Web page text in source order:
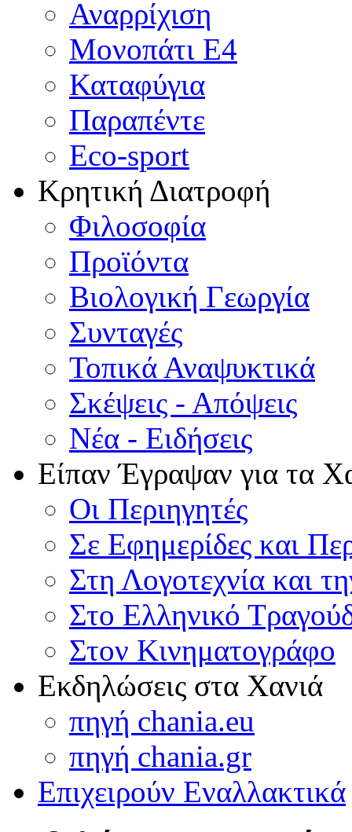
Αναρρίχιση
Μονοπάτι Ε4
Καταφύγια
Παραπέντε
Eco-sport
Κρητική Διατροφή
Φιλοσοφία
Προϊόντα
Βιολογική Γεωργία
Συνταγές
Τοπικά Αναψυκτικά
Σκέψεις - Απόψεις
Νέα - Ειδήσεις
Είπαν Έγραψαν για τα
Οι Περιηγητές
Σε Εφημερίδες και
Στη Λογοτεχνία και
Στο Ελληνικό
Στον Κινηματογράφο
Εκδηλώσεις στα Χανιά
πηγή chania.eu
πηγή chania.gr
Επιχειρούν Εναλλακτικά